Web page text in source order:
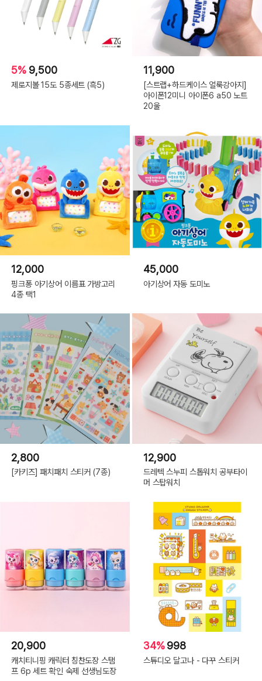
5% 9,500
제로지볼 15도 5종세트 (흑5)
11,900
[스트랩+하드케이스 얼룩강아지]
아이폰12미니 아이폰6 a50 노트
20울
12,000
핑크퐁 아기상어 이름표 가방고리
4종 택1
45,000
아기상어 자동 도미노
2,800
[카키즈] 패치패치 스티커 (7종)
12,900
드레텍 스누피 스톱워치 공부타이
머 스탑워치
20,900
캐치티니핑 캐릭터 칭찬도장 스탬
프 6p 세트 확인 숙제 선생님도장
34%998
스튜디오 달고나 - 다꾸 스티커